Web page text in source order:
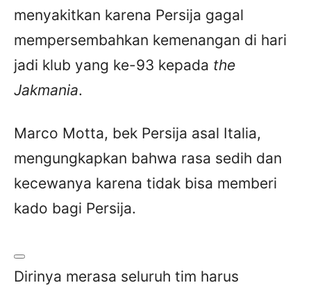
menyakitkan karena Persija gagal
mempersembahkan kemenangan di hari
jadi klub yang ke-93 kepada the
Jakmania.
Marco Motta, bek Persija asal Italia,
mengungkapkan bahwa rasa sedih dan
kecewanya karena tidak bisa memberi
kado bagi Persija.
Dirinya merasa seluruh tim harus